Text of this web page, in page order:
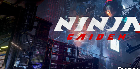
求人
Jobs
注目のキーワード
インディー版
3DCGとは
ゲーム開発
建築・製造
アニメ
教育機関・学生